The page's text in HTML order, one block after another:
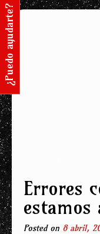
Errores
estamos
Posted on 8 abril,
¿Puedo ayudarte?